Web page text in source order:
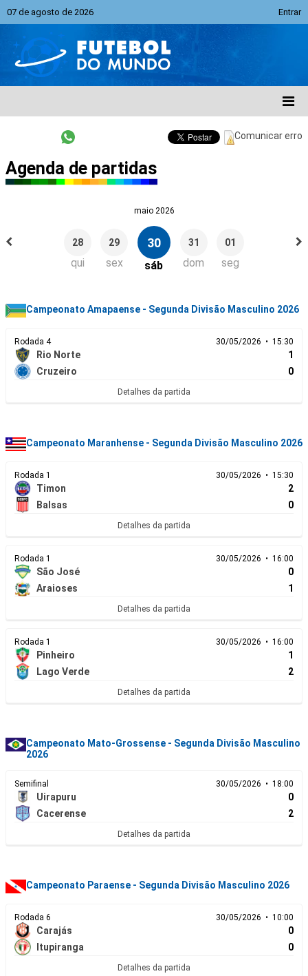
07 de agosto de 2026 Entrar
Comunicar erro
Agenda de partidas
maio 2026
28
qui
29
sex
30
sáb
31
dom
01
seg
Campeonato Amapaense - Segunda Divisão Masculino 2026
Rodada 4 30/05/2026 • 15:30
Rio Norte
1
Cruzeiro
0
Detalhes da partida
Campeonato Maranhense - Segunda Divisão Masculino 2026
Rodada 1 30/05/2026 • 15:30
Timon
2
Balsas
0
Detalhes da partida
Rodada 1 30/05/2026 • 16:00
São José
0
Araioses
1
Detalhes da partida
Rodada 1 30/05/2026 • 16:00
Pinheiro
1
Lago Verde
2
Detalhes da partida
Campeonato Mato-Grossense - Segunda Divisão Masculino
2026
Semifinal 30/05/2026 • 18:00
Uirapuru
0
Cacerense
2
Detalhes da partida
Campeonato Paraense - Segunda Divisão Masculino 2026
Rodada 6 30/05/2026 • 10:00
Carajás
0
Itupiranga
0
Detalhes da partida